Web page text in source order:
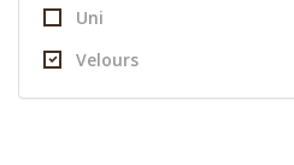
Uni
Velours